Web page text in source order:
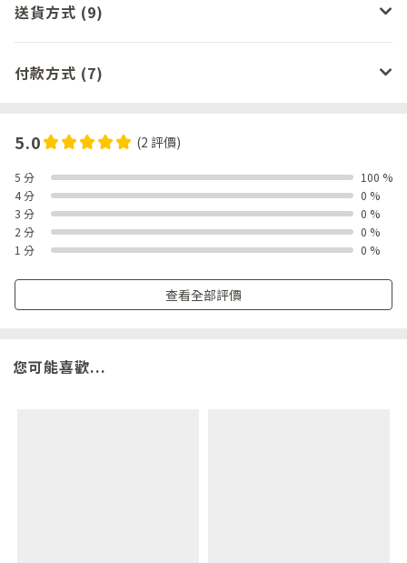
送貨方式 (9)
付款方式 (7)
5.0 (2 評價)
5 分
100 %
4 分
0 %
3 分
0 %
2 分
0 %
1 分
0 %
查看全部評價
您可能喜歡...